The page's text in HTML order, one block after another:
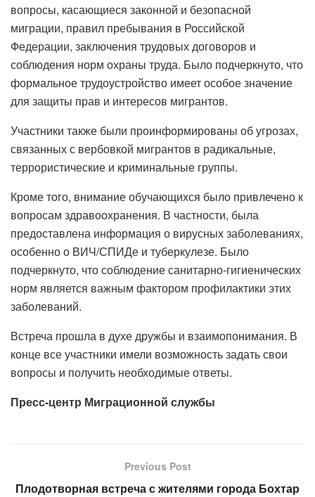
вопросы, касающиеся законной и безопасной
миграции, правил пребывания в Российской
Федерации, заключения трудовых договоров и
соблюдения норм охраны труда. Было подчеркнуто, что
формальное трудоустройство имеет особое значение
для защиты прав и интересов мигрантов.
Участники также были проинформированы об угрозах,
связанных с вербовкой мигрантов в радикальные,
террористические и криминальные группы.
Кроме того, внимание обучающихся было привлечено к
вопросам здравоохранения. В частности, была
предоставлена ​​информация о вирусных заболеваниях,
особенно о ВИЧ/СПИДе и туберкулезе. Было
подчеркнуто, что соблюдение санитарно-гигиенических
норм является важным фактором профилактики этих
заболеваний.
Встреча прошла в духе дружбы и взаимопонимания. В
конце все участники имели возможность задать свои
вопросы и получить необходимые ответы.
Пресс-центр Миграционной службы
Previous Post
Плодотворная встреча с жителями города Бохтар